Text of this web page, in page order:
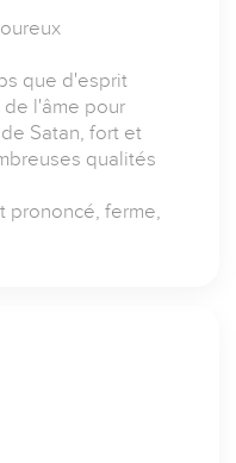
que d'esprit
l'âme pour
Satan, fort et
qualités
prononcé, ferme,